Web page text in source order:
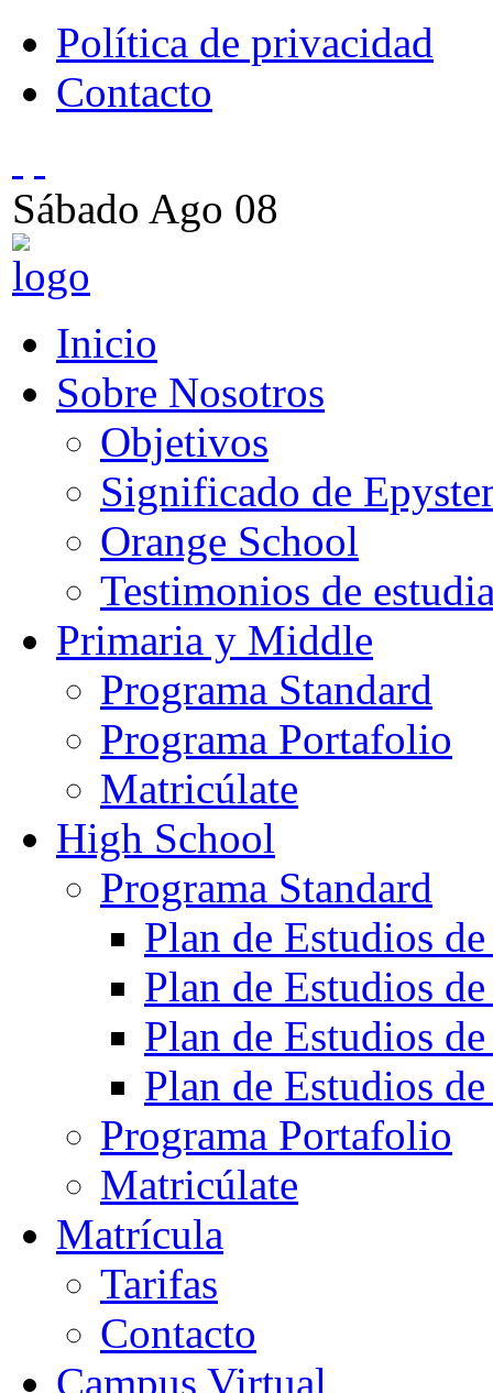
Política de privacidad
Contacto
Sábado Ago 08
Inicio
Sobre Nosotros
Objetivos
Significado de
Orange School
Testimonios de
Primaria y Middle
Programa Standard
Programa Portafolio
Matricúlate
High School
Programa Standard
Plan de Estudios de
Plan de Estudios de
Plan de Estudios de
Plan de Estudios de
Programa Portafolio
Matricúlate
Matrícula
Tarifas
Contacto
Campus Virtual